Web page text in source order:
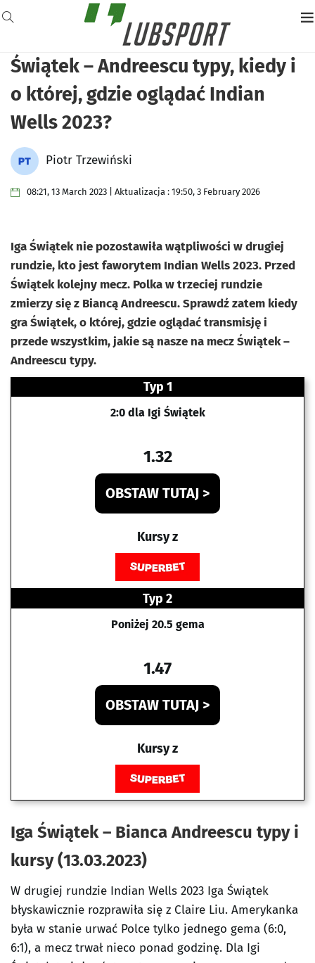
Świątek – Andreescu typy, kiedy i
o której, gdzie oglądać Indian
Wells 2023?
Piotr Trzewiński
08:21, 13 March 2023 | Aktualizacja : 19:50, 3 February 2026
Iga Świątek nie pozostawiła wątpliwości w drugiej
rundzie, kto jest faworytem Indian Wells 2023. Przed
Świątek kolejny mecz. Polka w trzeciej rundzie
zmierzy się z Biancą Andreescu. Sprawdź zatem kiedy
gra Świątek, o której, gdzie oglądać transmisję i
przede wszystkim, jakie są nasze na mecz Świątek –
Andreescu typy.
Typ 1
2:0 dla Igi Świątek
1.32
OBSTAW TUTAJ >
Kursy z
Typ 2
Poniżej 20.5 gema
1.47
OBSTAW TUTAJ >
Kursy z
Iga Świątek – Bianca Andreescu typy i
kursy (13.03.2023)
W drugiej rundzie Indian Wells 2023 Iga Świątek
błyskawicznie rozprawiła się z Claire Liu. Amerykanka
była w stanie urwać Polce tylko jednego gema (6:0,
6:1), a mecz trwał nieco ponad godzinę. Dla Igi